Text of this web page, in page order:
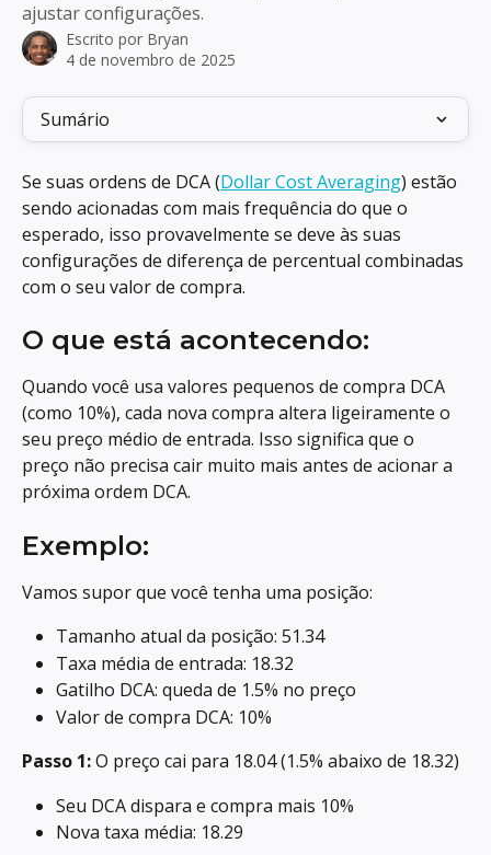
ajustar configurações.
Escrito por Bryan
4 de novembro de 2025
Sumário
Se suas ordens de DCA (Dollar Cost Averaging) estão
sendo acionadas com mais frequência do que o
esperado, isso provavelmente se deve às suas
configurações de diferença de percentual combinadas
com o seu valor de compra.
O que está acontecendo:
Quando você usa valores pequenos de compra DCA
(como 10%), cada nova compra altera ligeiramente o
seu preço médio de entrada. Isso significa que o
preço não precisa cair muito mais antes de acionar a
próxima ordem DCA.
Exemplo:
Vamos supor que você tenha uma posição:
Tamanho atual da posição: 51.34
Taxa média de entrada: 18.32
Gatilho DCA: queda de 1.5% no preço
Valor de compra DCA: 10%
Passo 1: O preço cai para 18.04 (1.5% abaixo de 18.32)
Seu DCA dispara e compra mais 10%
Nova taxa média: 18.29